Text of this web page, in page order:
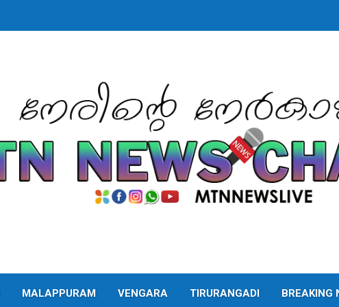
MALAPPURAM VENGARA TIRURANGADI BREAKING